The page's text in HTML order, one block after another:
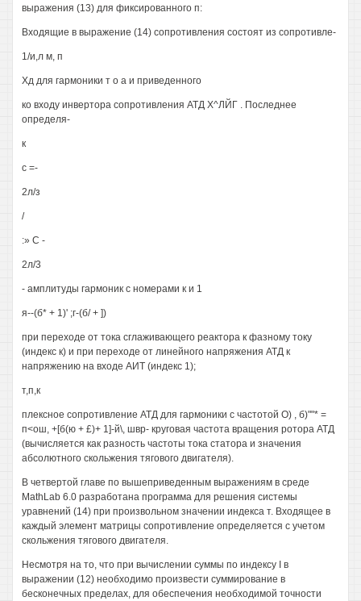
выражения (13) для фиксированного п:
Входящие в выражение (14) сопротивления состоят из сопротивле-
1/и,л м, п
Хд для гармоники т о а и приведенного
ко входу инвертора сопротивления АТД Х^ЛЙГ . Последнее
определя-
к
с =-
2л/з
/
:» С -
2л/3
- амплитуды гармоник с номерами к и 1
я--(б* + 1)' ;г-(б/ + ])
при переходе от тока сглаживающего реактора к фазному току
(индекс к) и при переходе от линейного напряжения АТД к
напряжению на входе АИТ (индекс 1);
т,п,к
плексное сопротивление АТД для гармоники с частотой О) , б)""* =
п<ош, +[б(ю + £)+ 1]-й\, швр- круговая частота вращения ротора АТД
(вычисляется как разность частоты тока статора и значения
абсолютного скольжения тягового двигателя).
В четвертой главе по вышеприведенным выражениям в среде
MathLab 6.0 разработана программа для решения системы
уравнений (14) при произвольном значении индекса т. Входящее в
каждый элемент матрицы сопротивление определяется с учетом
скольжения тягового двигателя.
Несмотря на то, что при вычислении суммы по индексу I в
выражении (12) необходимо произвести суммирование в
бесконечных пределах, для обеспечения необходимой точности